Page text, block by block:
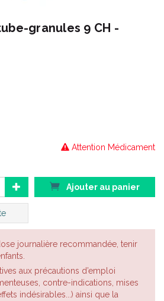
granules 9 CH -
Attention Médicament
Ajouter au panier
journalière recommandée, tenir
aux précautions d’emploi
contre-indications, mises
indésirables...) ainsi que la